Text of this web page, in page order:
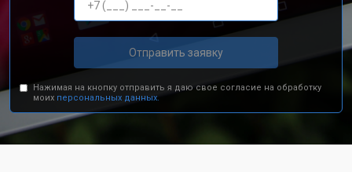
Отправить заявку
Нажимая на кнопку отправить я даю свое согласие на обработку
моих персональных данных.